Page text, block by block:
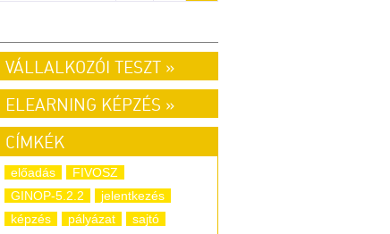
VÁLLALKOZÓI TESZT »
ELEARNING KÉPZÉS »
CÍMKÉK
előadás
FIVOSZ
GINOP-5.2.2
jelentkezés
képzés
pályázat
sajtó